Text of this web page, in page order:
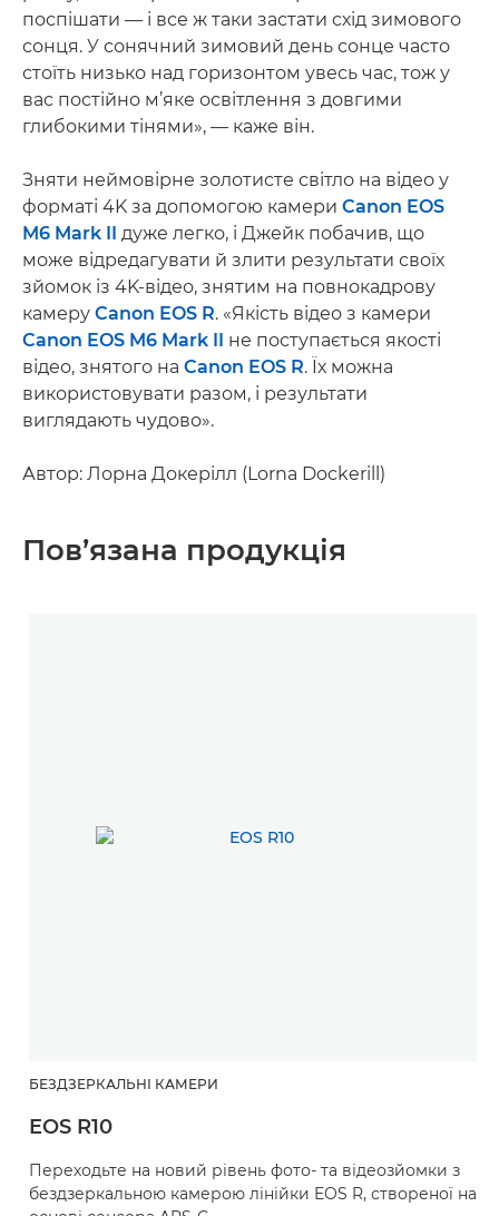
поспішати — і все ж таки застати схід зимового
сонця. У сонячний зимовий день сонце часто
стоїть низько над горизонтом увесь час, тож у
вас постійно м’яке освітлення з довгими
глибокими тінями», — каже він.
Зняти неймовірне золотисте світло на відео у
форматі 4K за допомогою камери Canon EOS
M6 Mark II дуже легко, і Джейк побачив, що
може відредагувати й злити результати своїх
зйомок із 4K-відео, знятим на повнокадрову
камеру Canon EOS R. «Якість відео з камери
Canon EOS M6 Mark II не поступається якості
відео, знятого на Canon EOS R. Їх можна
використовувати разом, і результати
виглядають чудово».
Автор: Лорна Докерілл (Lorna Dockerill)
Пов’язана продукція
БЕЗДЗЕРКАЛЬНІ КАМЕРИ
EOS R10
Переходьте на новий рівень фото- та відеозйомки з
бездзеркальною камерою лінійки EOS R, створеної на